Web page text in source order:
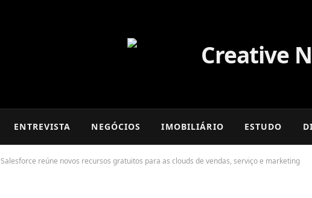
ENTREVISTA NEGÓCIOS IMOBILIÁRIO ESTUDO
Salesforce reúne novos recursos gratuitos para as clouds de vendas, serviço e marketing